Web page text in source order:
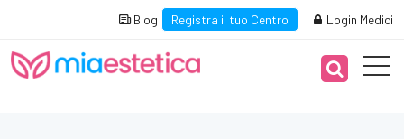
Blog Registra il tuo Centro Login Medici